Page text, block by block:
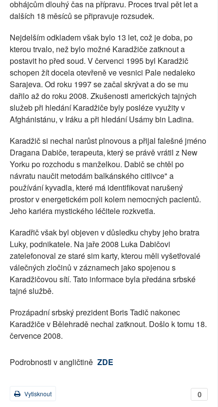
obhájcům dlouhý čas na přípravu. Proces trval pět let a
dalších 18 měsíců se připravuje rozsudek.
Nejdelším odkladem však bylo 13 let, což je doba, po
kterou trvalo, než bylo možné Karadžiče zatknout a
postavit ho před soud. V červenci 1995 byl Karadžič
schopen žít docela otevřeně ve vesnici Pale nedaleko
Sarajeva. Od roku 1997 se začal skrývat a do se mu
dařilo až do roku 2008. Zkušenosti amerických tajných
služeb při hledání Karadžiče byly posléze využity v
Afghánistánu, v Iráku a při hledání Usámy bin Ladina.
Karadžič si nechal narůst plnovous a přijal falešné jméno
Dragana Dabiče, terapeuta, který se právě vrátil z New
Yorku po rozchodu s manželkou. Dabič se chtěl po
návratu naučit metodám balkánského citlivce" a
používání kyvadla, které má identifikovat narušený
prostor v energetickém poli kolem nemocných pacientů.
Jeho kariéra mystického léčitele rozkvetla.
Karadřič však byl objeven v důsledku chyby jeho bratra
Luky, podnikatele. Na jaře 2008 Luka Dabičovi
zatelefonoval ze staré sim karty, kterou měli vyšetřovalé
válečných zločinů v záznamech jako spojenou s
Karadžičovou sítí. Tato informace byla předána srbské
tajné službě.
Prozápadní srbský prezident Boris Tadič nakonec
Karadžiče v Bělehradě nechal zatknout. Došlo k tomu 18.
července 2008.
Podrobnosti v angličtině ZDE
0
Vytisknout